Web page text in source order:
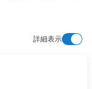
詳細表示